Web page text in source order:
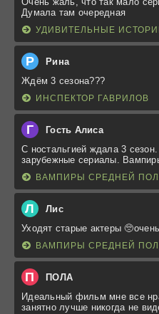
Думала там очередная
УДИВИТЕЛЬНЫЕ
Р Рина
Ждём 3 сезона???
ИНСПЕКТОР ГАВРИЛОВ
Г Гость Алиса
С ностальгией ждала 3
зарубежные сериалы.
ВАМПИРЫ СРЕДНЕЙ
Л Лис
Уходят старые актеры
ВАМПИРЫ СРЕДНЕЙ
П ПОЛА
Идеальный фильм мне все
занятно лучше никогда не